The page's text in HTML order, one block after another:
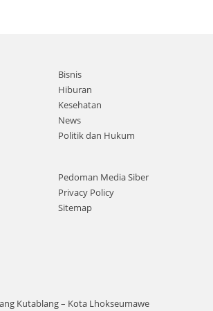
Bisnis
Hiburan
Kesehatan
News
Politik dan Hukum
Pedoman Media Siber
Privacy Policy
Sitemap
Kutablang – Kota Lhokseumawe